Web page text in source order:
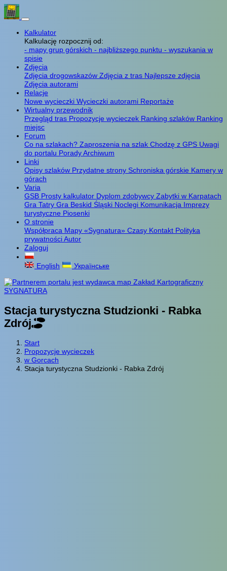
Kalkulator
Kalkulację rozpocznij od:
- mapy grup górskich - najbliższego punktu - wyszukania w
spisie
Zdjęcia
Zdjęcia drogowskazów Zdjęcia z tras Najlepsze zdjęcia
Zdjęcia autorami
Relacje
Nowe wycieczki Wycieczki autorami Reportaże
Wirtualny przewodnik
Przegląd tras Propozycje wycieczek Ranking szlaków Ranking
miejsc
Forum
Co na szlakach? Zaproszenia na szlak Chodzę z GPS Uwagi
do portalu PoradyArchiwum
Linki
Opisy szlaków Przydatne strony Schroniska górskie Kamery w
górach
Varia
GSB Prosty kalkulator Dyplom zdobywcy Zabytki w Karpatach
Gra Tatry Gra Beskid Śląski Noclegi Komunikacja Imprezy
turystyczne Piosenki
O stronie
Współpraca Mapy «Sygnatura» Czasy Kontakt Polityka
prywatnościAutor
Zaloguj
English Українське
Stacja turystyczna Studzionki - Rabka
Zdrój
Start
Propozycje wycieczek
w Gorcach
Stacja turystyczna Studzionki - Rabka Zdrój